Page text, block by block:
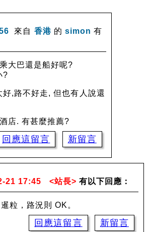
來自 香港 的 simon 有
大巴還是船好呢?
?
,路不好走, 但也有人說還
店. 有甚麼推薦?
回應這留言 新留言
21 17:45 <站長> 有以下回應：
粒，路況則 OK。
回應這留言 新留言